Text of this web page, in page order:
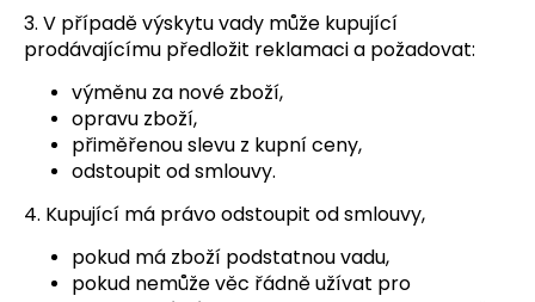
3. V případě výskytu vady může kupující
prodávajícímu předložit reklamaci a požadovat:
výměnu za nové zboží,
opravu zboží,
přiměřenou slevu z kupní ceny,
odstoupit od smlouvy.
4. Kupující má právo odstoupit od smlouvy,
pokud má zboží podstatnou vadu,
pokud nemůže věc řádně užívat pro